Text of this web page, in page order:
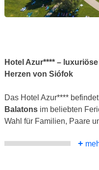
Hotel Azur**** –
Herzen von Siófok
Das Hotel Azur****
Balatons im beliebten
Wahl für Familien, Paare
+